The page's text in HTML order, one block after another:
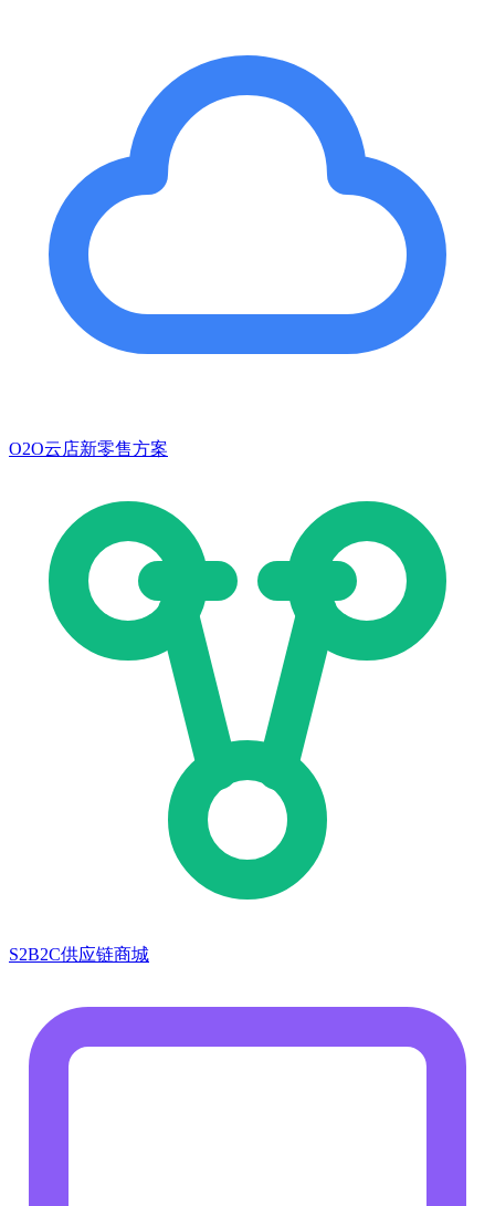
O2O云店新零售方案
S2B2C供应链商城